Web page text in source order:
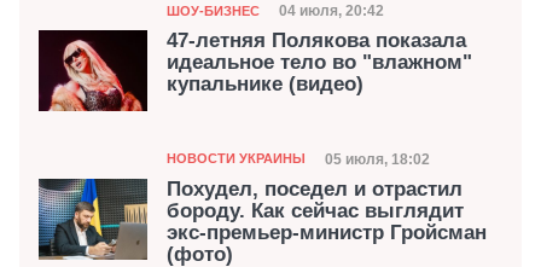
Категория
ШОУ-БИЗНЕС Дата публикации
04 июля, 20:42
47-летняя Полякова показала
идеальное тело во "влажном"
купальнике (видео)
Категория
НОВОСТИ УКРАИНЫ Дата публикации
05 июля, 18:02
Похудел, поседел и отрастил
бороду. Как сейчас выглядит
экс-премьер-министр Гройсман
(фото)